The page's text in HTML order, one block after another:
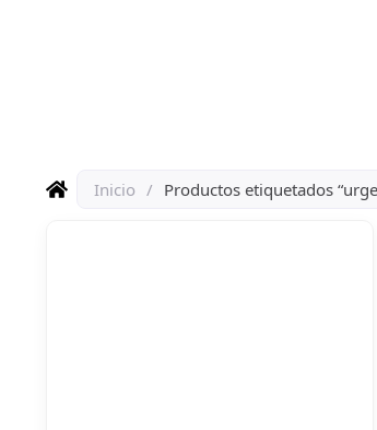
Inicio / Productos etiquetados